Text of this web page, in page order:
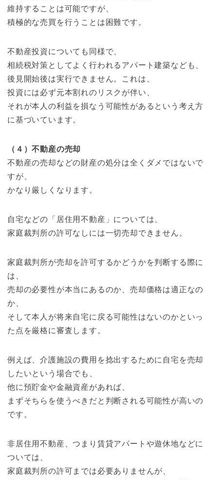
維持することは可能ですが、
積極的な売買を行うことは困難です。
不動産投資についても同様で、
相続税対策としてよく行われるアパート建築なども、
後見開始後は実行できません。これは、
投資には必ず元本割れのリスクが伴い、
それが本人の利益を損なう可能性があるという考え方
に基づいています。
（４）不動産の売却
不動産の売却などの財産の処分は全くダメではないで
すが、
かなり厳しくなります。
自宅などの「居住用不動産」については、
家庭裁判所の許可なしには一切売却できません。
家庭裁判所が売却を許可するかどうかを判断する際に
は、
売却の必要性が本当にあるのか、売却価格は適正なの
か、
そして本人が将来自宅に戻る可能性はないのかといっ
た点を厳格に審査します。
例えば、介護施設の費用を捻出するために自宅を売却
したいという場合でも、
他に預貯金や金融資産があれば、
まずそちらを使うべきだと判断される可能性が高いの
です。
非居住用不動産、つまり賃貸アパートや遊休地などに
ついては、
家庭裁判所の許可までは必要ありませんが、